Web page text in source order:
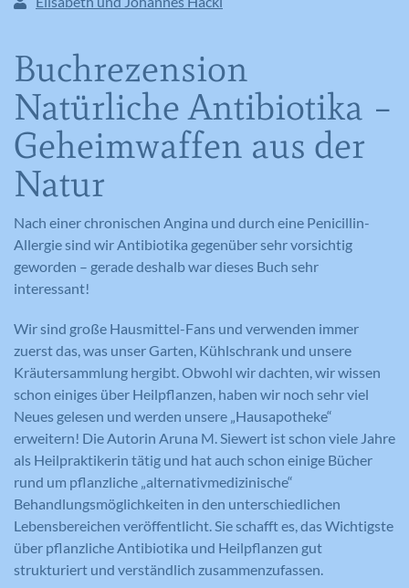
Buchrezension
Natürliche Antibiotika –
Geheimwaffen aus der
Natur
Nach einer chronischen Angina und durch eine Penicillin-
Allergie sind wir Antibiotika gegenüber sehr vorsichtig
geworden – gerade deshalb war dieses Buch sehr
interessant!
Wir sind große Hausmittel-Fans und verwenden immer
zuerst das, was unser Garten, Kühlschrank und unsere
Kräutersammlung hergibt. Obwohl wir dachten, wir wissen
schon einiges über Heilpflanzen, haben wir noch sehr viel
Neues gelesen und werden unsere „Hausapotheke“
erweitern! Die Autorin Aruna M. Siewert ist schon viele Jahre
als Heilpraktikerin tätig und hat auch schon einige Bücher
rund um pflanzliche „alternativmedizinische“
Behandlungsmöglichkeiten in den unterschiedlichen
Lebensbereichen veröffentlicht. Sie schafft es, das Wichtigste
über pflanzliche Antibiotika und Heilpflanzen gut
strukturiert und verständlich zusammenzufassen.